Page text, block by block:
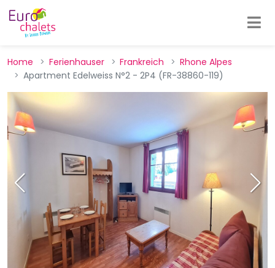
Home Ferienhauser Frankreich
Rhone Alpes
Apartment Edelweiss N°2 - 2P4 (FR-38860-119)